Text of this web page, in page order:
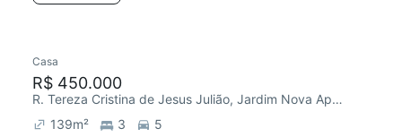
Chegou este mês
Casa
R$ 450.000
R. Tereza Cristina de Jesus Julião, Jardim Nova Aparecida
139m² 3
5